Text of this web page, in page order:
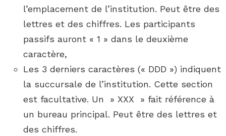
l’emplacement de l’institution. Peut être des
lettres et des chiffres. Les participants
passifs auront « 1 » dans le deuxième
caractère,
Les 3 derniers caractères (« DDD ») indiquent
la succursale de l’institution. Cette section
est facultative. Un » XXX » fait référence à
un bureau principal. Peut être des lettres et
des chiffres.